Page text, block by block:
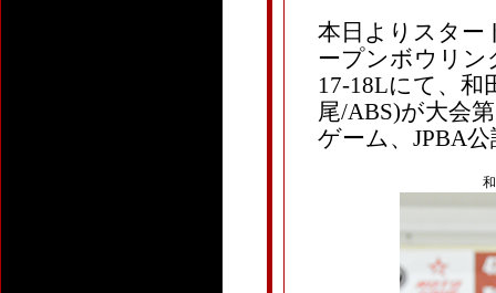
本日よりスター
ープンボウリン
17-18Lにて、和
尾/ABS)が大会
ゲーム、JPBA